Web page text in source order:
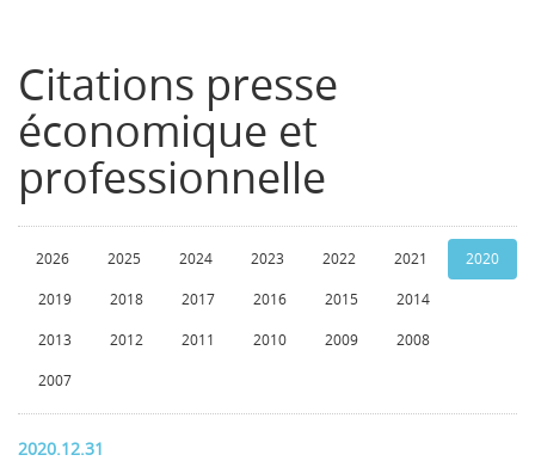
Citations presse
économique et
professionnelle
2026 2025 2024 2023 2022 2021 2020
2019 2018 2017 2016 2015 2014
2013 2012 2011 2010 2009 2008
2007
2020.12.31